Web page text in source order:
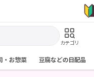
カテゴリ
・お惣菜 豆腐などの日配品